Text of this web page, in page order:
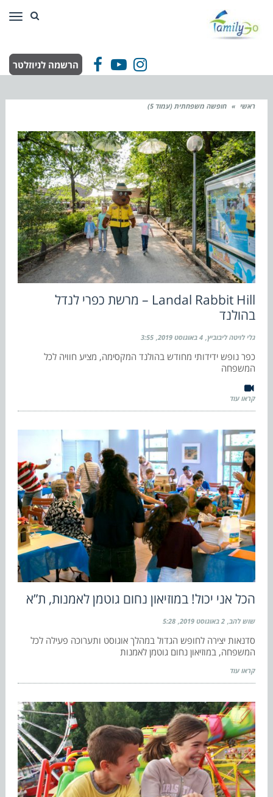
Facebook
YouTube
Instagram הרשמה לניוזלטר
ראשי » חופשה משפחתית (עמוד 5)
Landal Rabbit Hill – מרשת כפרי לנדל
בהולנד
גלי לויטה ליבוביץ 4 באוגוסט 2019 3:55
כפר נופש ידידותי מחודש בהולנד המקסימה, מציע חוויה לכל
המשפחה
קראו עוד
הכל אני יכול! במוזיאון נחום גוטמן לאמנות, ת”א
שוש להב 2 באוגוסט 2019 5:28
סדנאות יצירה לחופש הגדול במהלך אוגוסט ותערוכה פעילה לכל
המשפחה, במוזיאון נחום גוטמן לאמנות
קראו עוד